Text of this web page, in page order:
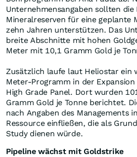
Unternehmensangaben sollten die
Mineralreserven für eine geplante
zehn Jahren unterstützen. Das
breite Abschnitte mit hohen
Meter mit 10,1 Gramm Gold je
Zusätzlich laufe laut Heliostar ein
Meter-Programm in der
High Grade Panel. Dort wurden
Gramm Gold je Tonne berichtet.
nach Angaben des Managements
Ressource einfließen, die als
Study dienen würde.
Pipeline wächst mit Goldstrike